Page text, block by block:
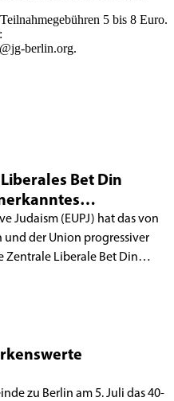
5 bis 8 Euro.
berlin.org.
Bet Din
Judaism (EUPJ) hat das von
und der Union progressiver
Liberale Bet Din
2026 als anerkanntes
zu Berlin am 5. Juli das 40-